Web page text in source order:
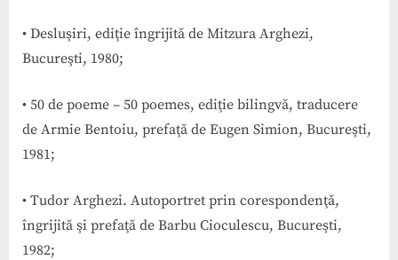
• Desluşiri, ediţie îngrijită de Mitzura Arghezi,
Bucureşti, 1980;
• 50 de poeme – 50 poemes, ediţie bilingvă, traducere
de Armie Bentoiu, prefaţă de Eugen Simion, Bucureşti,
1981;
• Tudor Arghezi. Autoportret prin corespondenţă,
îngrijită şi prefaţă de Barbu Cioculescu, Bucureşti,
1982;